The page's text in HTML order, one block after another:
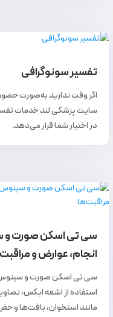
تفسیر سونوگرافی
اگر وقت ندارید به‌صورت
سایت پزشکی لند خدمات
در اختیار شما قرار می‌دهد.
سی تی اسکن صورت و
انجام، عوارض و
سی تی اسکن صورت و
استفاده از اشعه ایکس،
مانند استخوان‌، بافت‌ها و